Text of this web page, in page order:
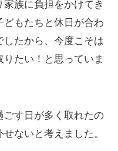
族に負担をかけてき
もたちと休日が合わ
たから、今度こそは
たい！と思っていま
す日が多く取れたの
ないと考えました。